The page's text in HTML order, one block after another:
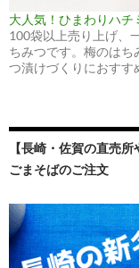
大人気！ひまわりハチ
100袋以上売り上げ、
ちみつです。梅のは
つ漬けづくりにおすす
【長崎・佐賀の直売
ごまそばのご注文